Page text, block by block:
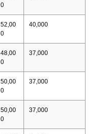
0
52,00
0
40,000
48,00
0
37,000
50,00
0
37,000
50,00
0
37,000